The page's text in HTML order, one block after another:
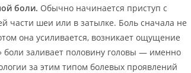
боли. Обычно начинается приступ с
части шеи или в затылке. Боль сначала не
она усиливается, возникает ощущение
боли заливает половину головы — именно
за этим типом болевых проявлений